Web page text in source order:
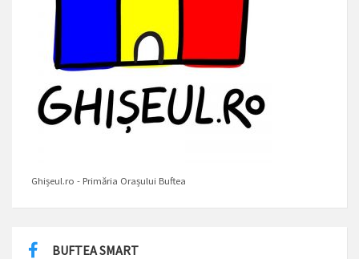
Ghișeul.ro - Primăria Orașului Buftea
BUFTEA SMART